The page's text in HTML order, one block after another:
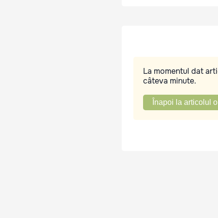
La momentul dat
câteva minute.
Înapoi la articolul